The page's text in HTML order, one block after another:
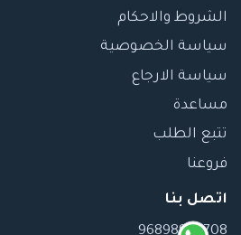
الشروط والاحكام
سياسة الخصوصية
سياسة الارجاع
مساعدة
تتبع الطلب
فروعنا
اتصل بنا
96898989708